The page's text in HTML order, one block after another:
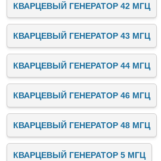
КВАРЦЕВЫЙ ГЕНЕРАТОР 42 МГЦ
КВАРЦЕВЫЙ ГЕНЕРАТОР 43 МГЦ
КВАРЦЕВЫЙ ГЕНЕРАТОР 44 МГЦ
КВАРЦЕВЫЙ ГЕНЕРАТОР 46 МГЦ
КВАРЦЕВЫЙ ГЕНЕРАТОР 48 МГЦ
КВАРЦЕВЫЙ ГЕНЕРАТОР 5 МГЦ